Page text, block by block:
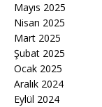
Mayıs 2025
Nisan 2025
Mart 2025
Şubat 2025
Ocak 2025
Aralık 2024
Eylül 2024